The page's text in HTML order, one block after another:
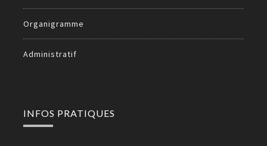
Organigramme
Administratif
INFOS PRATIQUES